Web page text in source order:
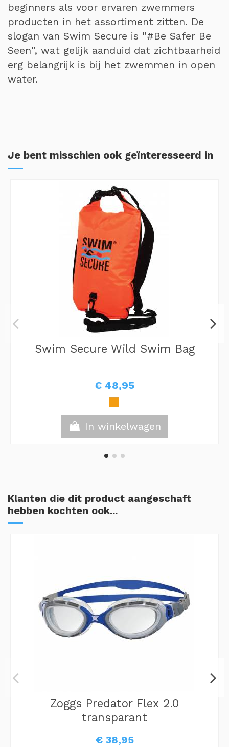
beginners als voor ervaren zwemmers
producten in het assortiment zitten. De
slogan van Swim Secure is "#Be Safer Be
Seen", wat gelijk aanduid dat zichtbaarheid
erg belangrijk is bij het zwemmen in open
water.
Je bent misschien ook geïnteresseerd in
Swim Secure Wild Swim Bag
€ 48,95
In winkelwagen
Klanten die dit product aangeschaft
hebben kochten ook...
Zoggs Predator Flex 2.0
transparant
€ 38,95